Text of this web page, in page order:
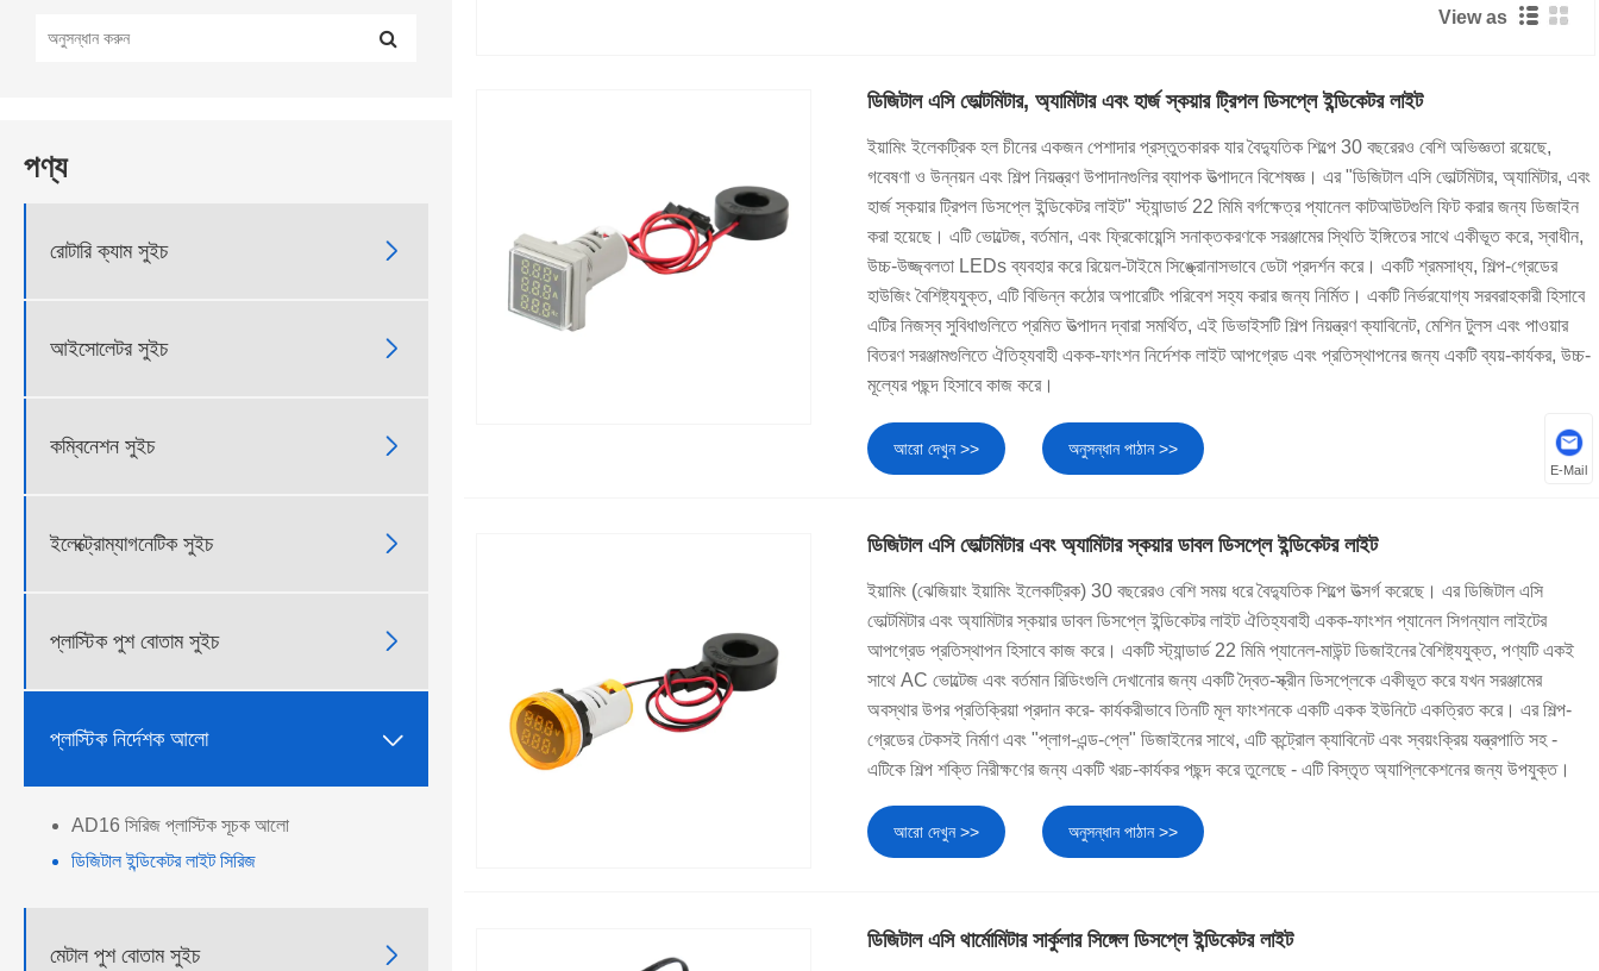
পণ্য
রোটারি ক্যাম সুইচ 
আইসোলেটর সুইচ 
কম্বিনেশন সুইচ 
ইলেক্ট্রোম্যাগনেটিক সুইচ 
প্লাস্টিক পুশ বোতাম সুইচ 
প্লাস্টিক নির্দেশক আলো 
AD16 সিরিজ প্লাস্টিক সূচক আলো
ডিজিটাল ইন্ডিকেটর লাইট সিরিজ
মেটাল পুশ বোতাম সুইচ 
View as
ডিজিটাল এসি ভোল্টমিটার, অ্যামিটার এবং হার্জ স্কয়ার ট্রিপল ডিসপ্লে ইন্ডিকেটর লাইট
ইয়ামিং ইলেকট্রিক হল চীনের একজন পেশাদার প্রস্তুতকারক যার বৈদ্যুতিক শিল্পে 30 বছরেরও বেশি অভিজ্ঞতা রয়েছে,
গবেষণা ও উন্নয়ন এবং শিল্প নিয়ন্ত্রণ উপাদানগুলির ব্যাপক উত্পাদনে বিশেষজ্ঞ। এর "ডিজিটাল এসি ভোল্টমিটার, অ্যামিটার, এবং
হার্জ স্কয়ার ট্রিপল ডিসপ্লে ইন্ডিকেটর লাইট" স্ট্যান্ডার্ড 22 মিমি বর্গক্ষেত্র প্যানেল কাটআউটগুলি ফিট করার জন্য ডিজাইন
করা হয়েছে। এটি ভোল্টেজ, বর্তমান, এবং ফ্রিকোয়েন্সি সনাক্তকরণকে সরঞ্জামের স্থিতি ইঙ্গিতের সাথে একীভূত করে, স্বাধীন,
উচ্চ-উজ্জ্বলতা LEDs ব্যবহার করে রিয়েল-টাইমে সিঙ্ক্রোনাসভাবে ডেটা প্রদর্শন করে। একটি শ্রমসাধ্য, শিল্প-গ্রেডের
হাউজিং বৈশিষ্ট্যযুক্ত, এটি বিভিন্ন কঠোর অপারেটিং পরিবেশ সহ্য করার জন্য নির্মিত। একটি নির্ভরযোগ্য সরবরাহকারী হিসাবে
এটির নিজস্ব সুবিধাগুলিতে প্রমিত উত্পাদন দ্বারা সমর্থিত, এই ডিভাইসটি শিল্প নিয়ন্ত্রণ ক্যাবিনেট, মেশিন টুলস এবং পাওয়ার
বিতরণ সরঞ্জামগুলিতে ঐতিহ্যবাহী একক-ফাংশন নির্দেশক লাইট আপগ্রেড এবং প্রতিস্থাপনের জন্য একটি ব্যয়-কার্যকর, উচ্চ-
মূল্যের পছন্দ হিসাবে কাজ করে।
আরো দেখুন >> অনুসন্ধান পাঠান >>
ডিজিটাল এসি ভোল্টমিটার এবং অ্যামিটার স্কয়ার ডাবল ডিসপ্লে ইন্ডিকেটর লাইট
ইয়ামিং (ঝেজিয়াং ইয়ামিং ইলেকট্রিক) 30 বছরেরও বেশি সময় ধরে বৈদ্যুতিক শিল্পে উত্সর্গ করেছে। এর ডিজিটাল এসি
ভোল্টমিটার এবং অ্যামিটার স্কয়ার ডাবল ডিসপ্লে ইন্ডিকেটর লাইট ঐতিহ্যবাহী একক-ফাংশন প্যানেল সিগন্যাল লাইটের
আপগ্রেড প্রতিস্থাপন হিসাবে কাজ করে। একটি স্ট্যান্ডার্ড 22 মিমি প্যানেল-মাউন্ট ডিজাইনের বৈশিষ্ট্যযুক্ত, পণ্যটি একই
সাথে AC ভোল্টেজ এবং বর্তমান রিডিংগুলি দেখানোর জন্য একটি দ্বৈত-স্ক্রীন ডিসপ্লেকে একীভূত করে যখন সরঞ্জামের
অবস্থার উপর প্রতিক্রিয়া প্রদান করে- কার্যকরীভাবে তিনটি মূল ফাংশনকে একটি একক ইউনিটে একত্রিত করে। এর শিল্প-
গ্রেডের টেকসই নির্মাণ এবং "প্লাগ-এন্ড-প্লে" ডিজাইনের সাথে, এটি কন্ট্রোল ক্যাবিনেট এবং স্বয়ংক্রিয় যন্ত্রপাতি সহ -
এটিকে শিল্প শক্তি নিরীক্ষণের জন্য একটি খরচ-কার্যকর পছন্দ করে তুলেছে - এটি বিস্তৃত অ্যাপ্লিকেশনের জন্য উপযুক্ত।
আরো দেখুন >> অনুসন্ধান পাঠান >>
ডিজিটাল এসি থার্মোমিটার সার্কুলার সিঙ্গেল ডিসপ্লে ইন্ডিকেটর লাইট
E-Mail